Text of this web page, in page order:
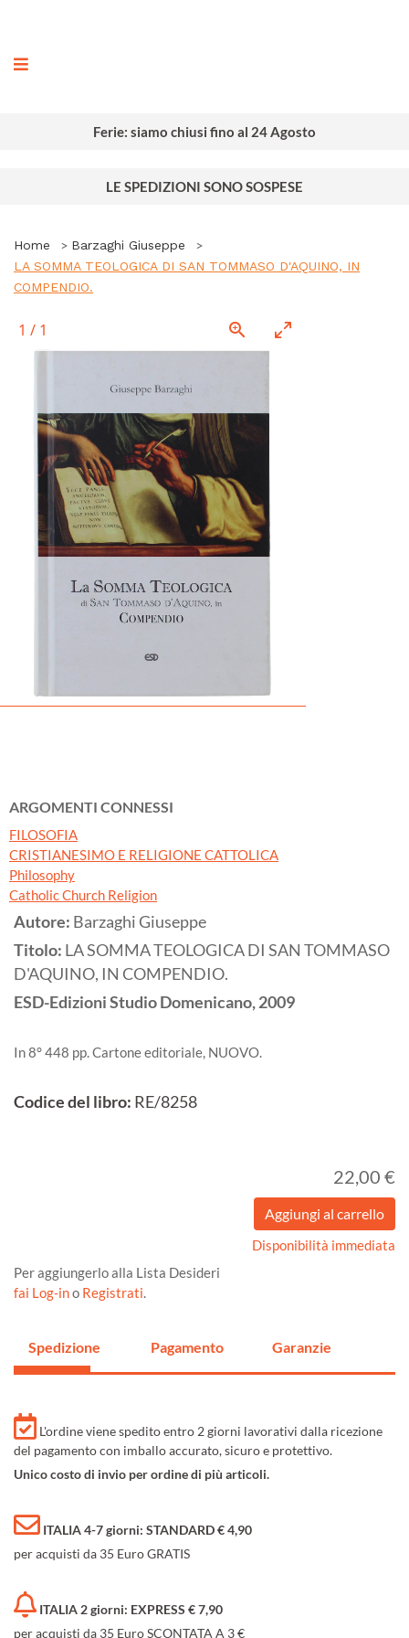
Ferie: siamo chiusi fino al 24 Agosto
LE SPEDIZIONI SONO SOSPESE
Home
Barzaghi Giuseppe
LA SOMMA TEOLOGICA DI SAN TOMMASO D'AQUINO, IN
COMPENDIO.
1 / 1
ARGOMENTI CONNESSI
FILOSOFIA
CRISTIANESIMO E RELIGIONE CATTOLICA
Philosophy
Catholic Church Religion
Autore: Barzaghi Giuseppe
Titolo: LA SOMMA TEOLOGICA DI SAN TOMMASO
D'AQUINO, IN COMPENDIO.
ESD-Edizioni Studio Domenicano,2009
In 8° 448 pp. Cartone editoriale, NUOVO.
Codice del libro: RE/8258
22,00 €
Disponibilità immediata
Per aggiungerlo alla Lista Desideri
fai Log-ino Registrati
Spedizione Pagamento Garanzie
L'ordine viene spedito entro 2 giorni lavorativi dalla ricezione
del pagamento con imballo accurato, sicuro e protettivo.
Unico costo di invio per ordine di più articoli.
ITALIA 4-7 giorni: STANDARD € 4,90
per acquisti da 35 Euro GRATIS
ITALIA 2 giorni: EXPRESS € 7,90
per acquisti da 35 Euro SCONTATA A 3 €